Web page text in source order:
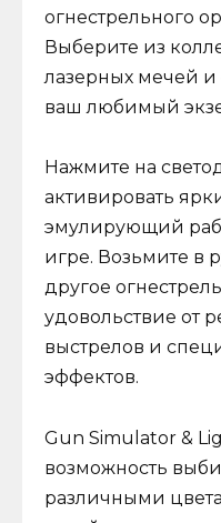
огнестрельного
Выберите из
лазерных мечей и
ваш любимый
Нажмите на
активировать
эмулирующий
игре. Возьмите в
другое
удовольствие от
выстрелов и
эффектов.
Gun Simulator &
возможность
различными